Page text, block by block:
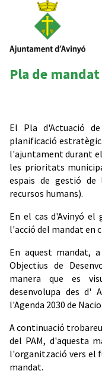
Pla de
El Pla d'Actuació
planificació
l'ajuntament durant
les prioritats
espais de gestió de
recursos humans).
En el cas d'Avinyó
l'acció del mandat en
En aquest mandat,
Objectius de
manera que es
desenvolupa des d'
l'Agenda 2030 de
A continuació
del PAM, d'aquesta
l'organització vers el
mandat.